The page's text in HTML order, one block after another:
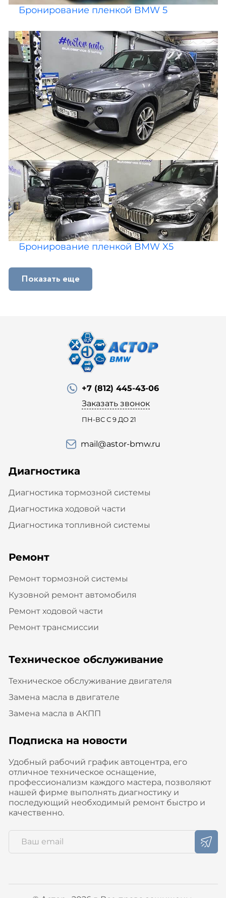
Бронирование пленкой BMW 5
Бронирование пленкой BMW X5
Показать еще
+7 (812) 445-43-06
Заказать звонок
ПН-ВС С 9 ДО 21
mail@astor-bmw.ru
Диагностика
Диагностика тормозной системы
Диагностика ходовой части
Диагностика топливной системы
Ремонт
Ремонт тормозной системы
Кузовной ремонт автомобиля
Ремонт ходовой части
Ремонт трансмиссии
Техническое обслуживание
Техническое обслуживание двигателя
Замена масла в двигателе
Замена масла в АКПП
Подписка на новости
Удобный рабочий график автоцентра, его
отличное техническое оснащение,
профессионализм каждого мастера, позволяют
нашей фирме выполнять диагностику и
последующий необходимый ремонт быстро и
качественно.